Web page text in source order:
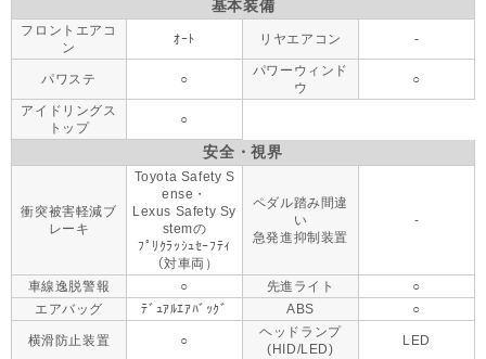
基本装備
フロントエアコ
ン
ｵｰﾄ リヤエアコン -
パワステ ○
パワーウィンド
ウ
○
アイドリングス
トップ
○
安全・視界
衝突被害軽減ブ
レーキ
Toyota Safety S
ense・
Lexus Safety Sy
stemの
ﾌﾟﾘｸﾗｯｼｭｾｰﾌﾃｨ
（対車両）
ペダル踏み間違
い
急発進抑制装置
-
車線逸脱警報 ○ 先進ライト
○
エアバッグ
ﾃﾞｭｱﾙｴｱﾊﾞｯｸﾞ ABS ○
横滑防止装置 ○
ヘッドランプ
(HID/LED)
LED